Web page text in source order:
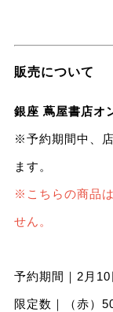
販売について
銀座 蔦屋書店オ
※予約期間中、
ます。
※こちらの商品
せん。
予約期間｜2月
限定数｜（赤）